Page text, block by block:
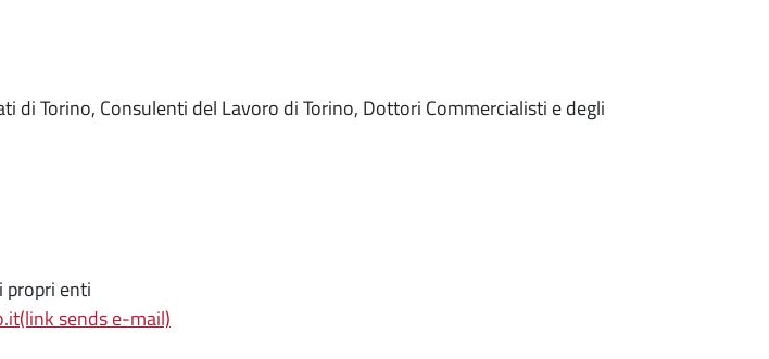
di Torino, Consulenti del Lavoro di Torino, Dottori Commercialisti e degli
propri enti
sends e-mail)